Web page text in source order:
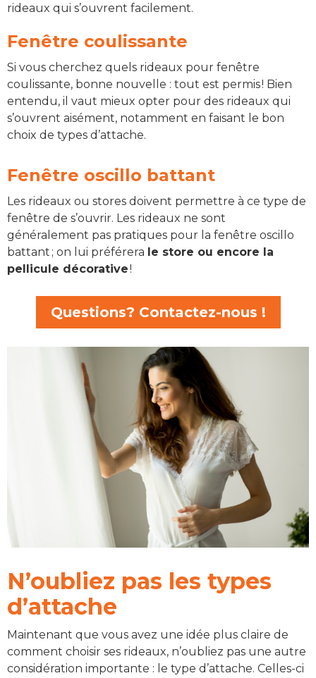
rideaux qui s’ouvrent facilement.
Fenêtre coulissante
Si vous cherchez quels rideaux pour fenêtre
coulissante, bonne nouvelle : tout est permis ! Bien
entendu, il vaut mieux opter pour des rideaux qui
s’ouvrent aisément, notamment en faisant le bon
choix de types d’attache.
Fenêtre oscillo battant
Les rideaux ou stores doivent permettre à ce type de
fenêtre de s’ouvrir. Les rideaux ne sont
généralement pas pratiques pour la fenêtre oscillo
battant ; on lui préférera le store ou encore la
pellicule décorative!
Questions? Contactez-nous !
N’oubliez pas les types
d’attache
Maintenant que vous avez une idée plus claire de
comment choisir ses rideaux, n’oubliez pas une autre
considération importante : le type d’attache. Celles-ci